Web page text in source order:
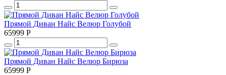
Прямой Диван Найс Велюр Голубой
65999 Р
Прямой Диван Найс Велюр Бирюза
65999 Р